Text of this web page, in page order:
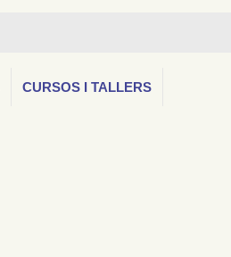
CURSOS I TALLERS